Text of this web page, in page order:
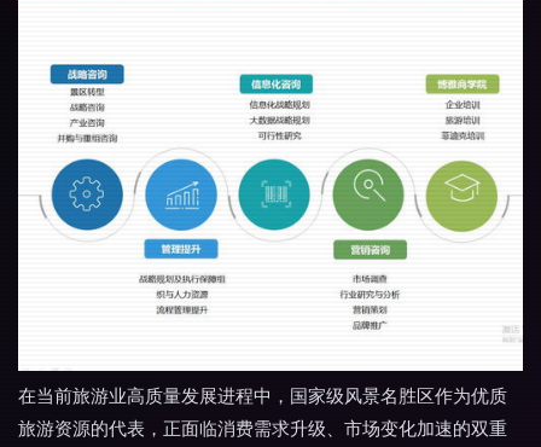
在当前旅游业高质量发展进程中，国家级风景名胜区作为优质
旅游资源的代表，正面临消费需求升级、市场变化加速的双重